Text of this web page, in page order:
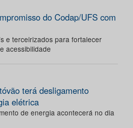
do Codap/UFS com
e terceirizados para fortalecer
acessibilidade
terá desligamento
elétrica
de energia acontecerá no dia